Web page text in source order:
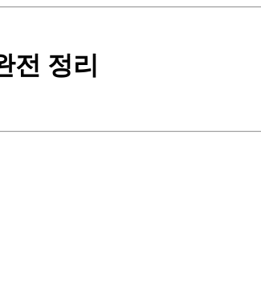
전 정리